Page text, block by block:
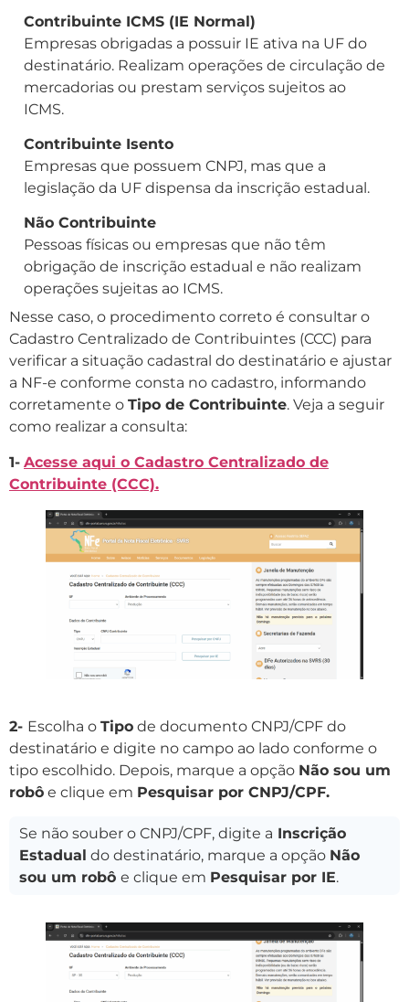
Contribuinte ICMS (IE Normal)
Empresas obrigadas a possuir IE ativa na UF do
destinatário. Realizam operações de circulação de
mercadorias ou prestam serviços sujeitos ao
ICMS.
Contribuinte Isento
Empresas que possuem CNPJ, mas que a
legislação da UF dispensa da inscrição estadual.
Não Contribuinte
Pessoas físicas ou empresas que não têm
obrigação de inscrição estadual e não realizam
operações sujeitas ao ICMS.
Nesse caso, o procedimento correto é consultar o
Cadastro Centralizado de Contribuintes (CCC) para
verificar a situação cadastral do destinatário e ajustar
a NF-e conforme consta no cadastro, informando
corretamente o Tipo de Contribuinte. Veja a seguir
como realizar a consulta:
1- Acesse aqui o Cadastro Centralizado de
Contribuinte (CCC).
2- Escolha o Tipo de documento CNPJ/CPF do
destinatário e digite no campo ao lado conforme o
tipo escolhido. Depois, marque a opção Não sou um
robô e clique em Pesquisar por CNPJ/CPF.
Se não souber o CNPJ/CPF, digite a Inscrição
Estadual do destinatário, marque a opção Não
sou um robô e clique em Pesquisar por IE.